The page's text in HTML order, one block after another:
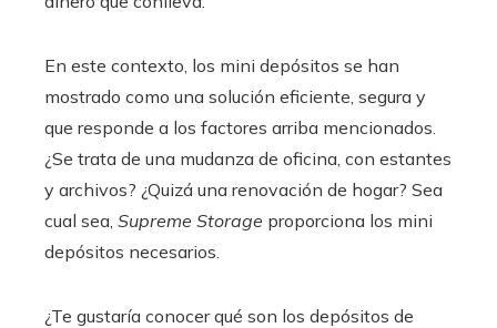
En este contexto, los mini depósitos se han
mostrado como una solución eficiente, segura y
que responde a los factores arriba mencionados.
¿Se trata de una mudanza de oficina, con estantes
y archivos? ¿Quizá una renovación de hogar? Sea
cual sea, Supreme Storage proporciona los mini
depósitos necesarios.
¿Te gustaría conocer qué son los depósitos de